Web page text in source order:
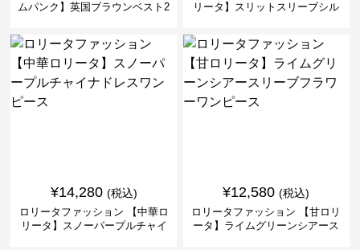
ムパンク】英国ブラウンベスト2
リータ】スリットスリーブシル
¥14,280 (税込)
ロリータファッション 【中華ロ
リータ】スノーパープルチャイ
¥12,580 (税込)
ロリータファッション 【甘ロリ
ータ】ライムグリーンシアース